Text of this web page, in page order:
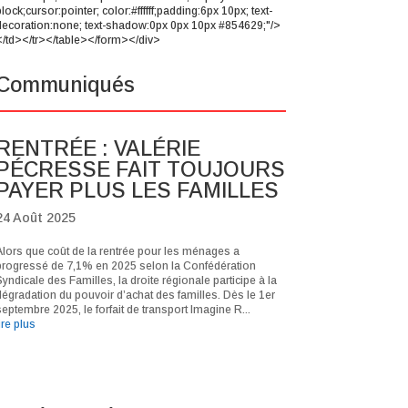
color:#ffffff;padding:6px 10px; text-
text-shadow:0px 0px 10px #854629;"/>
td></tr></table></form></div>
RENTRÉE : VALÉRIE
PÉCRESSE FAIT TOUJOURS
PAYER PLUS LES FAMILLES
Août 2025
que coût de la rentrée pour les ménages a
de 7,1% en 2025 selon la Confédération
des Familles, la droite régionale participe à la
du pouvoir d’achat des familles. Dès le 1er
2025, le forfait de transport Imagine R...
plus